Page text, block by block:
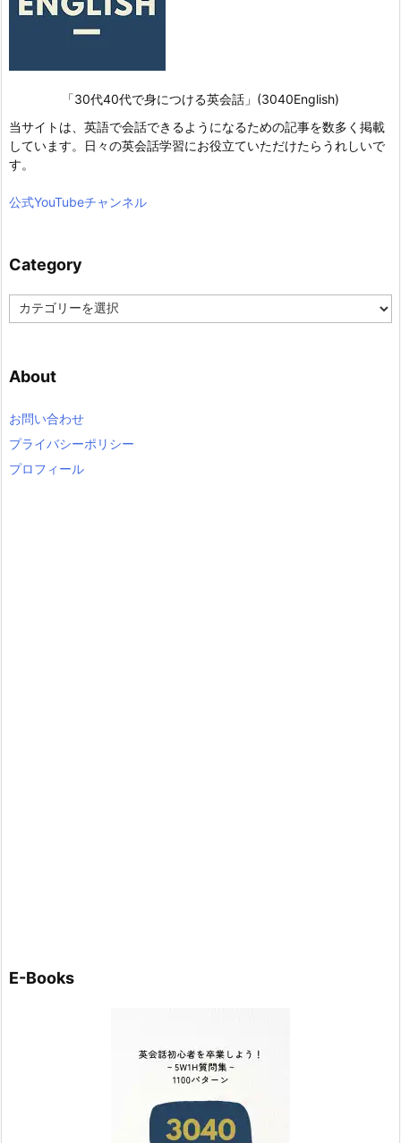
「30代40代で身につける英会話」(3040English)
当サイトは、英語で会話できるようになるための記事を数多く掲載
しています。日々の英会話学習にお役立ていただけたらうれしいで
す。
公式YouTubeチャンネル
Category
a
g
r
About
お問い合わせ
プライバシーポリシー
プロフィール
E-Books